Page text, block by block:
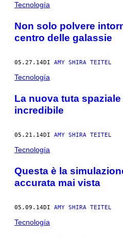
Tecnología
Non solo polvere
centro delle galassie
05.27.14DI AMY SHIRA TEITEL
Tecnología
La nuova tuta spaziale
incredibile
05.21.14DI AMY SHIRA TEITEL
Tecnología
Questa è la
accurata mai vista
05.09.14DI AMY SHIRA TEITEL
Tecnología